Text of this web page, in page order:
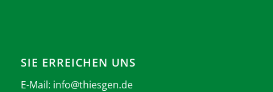
SIE ERREICHEN UNS
E-Mail: info@thiesgen.de